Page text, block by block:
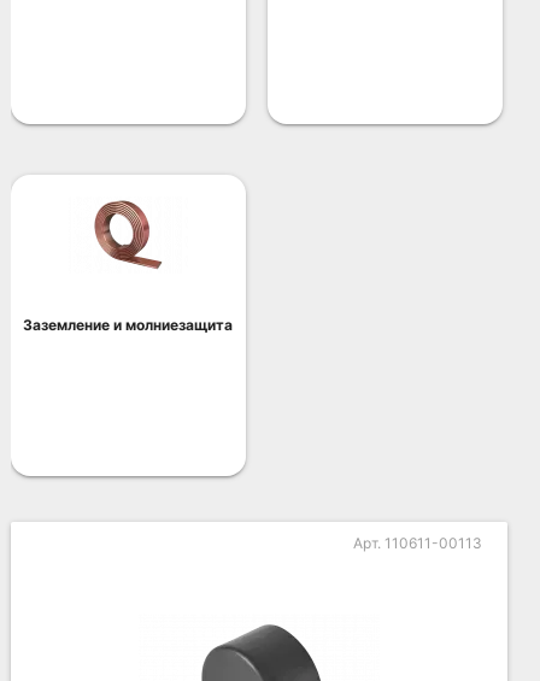
Заземление и молниезащита
Арт. 110611-00113